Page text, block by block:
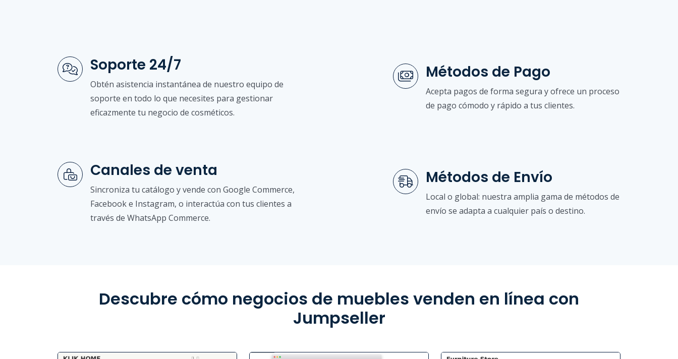
Soporte 24/7
Obtén asistencia instantánea de nuestro equipo de
soporte en todo lo que necesites para gestionar
eficazmente tu negocio de cosméticos.
Métodos de Pago
Acepta pagos de forma segura y ofrece un proceso
de pago cómodo y rápido a tus clientes.
Canales de venta
Sincroniza tu catálogo y vende con Google Commerce,
Facebook e Instagram, o interactúa con tus clientes a
través de WhatsApp Commerce.
Métodos de Envío
Local o global: nuestra amplia gama de métodos de
envío se adapta a cualquier país o destino.
Descubre cómo negocios de muebles venden en línea con
Jumpseller